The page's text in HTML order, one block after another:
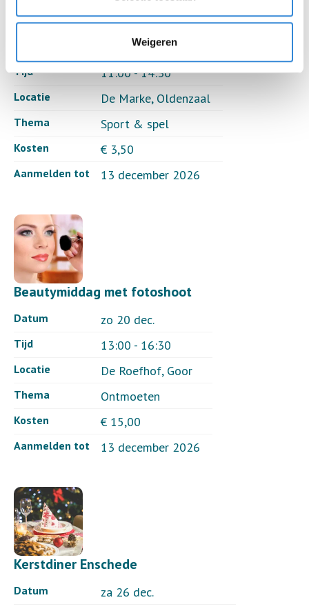
Weigeren
Wandeling
zo 20 dec.
Tijd 11:00 - 14:30
Locatie De Marke, Oldenzaal
Thema Sport & spel
Kosten € 3,50
Aanmelden tot 13 december 2026
Beautymiddag met fotoshoot
Datum zo 20 dec.
Tijd 13:00 - 16:30
Locatie De Roefhof, Goor
Thema Ontmoeten
Kosten € 15,00
Aanmelden tot 13 december 2026
Kerstdiner Enschede
Datum za 26 dec.